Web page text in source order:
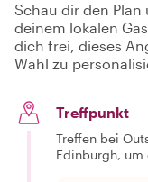
Schau dir den
deinem lokalen
dich frei, dieses
Wahl zu
Treffpunkt
Treffen bei
Edinburgh, um